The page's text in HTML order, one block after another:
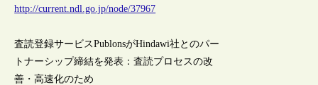
http://current.ndl.go.jp/node/37967
査読登録サービスPublonsがHindawi社とのパー
トナーシップ締結を発表：査読プロセスの改
善・高速化のため